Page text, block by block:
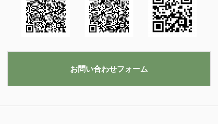
お問い合わせフォーム